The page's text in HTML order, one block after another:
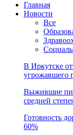
Главная
Новости
Все
В Иркутске
угрожавшего
Выжившие
средней
Готовность
60%